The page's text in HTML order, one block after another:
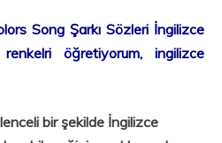
Song Şarkı Sözleri İngilizce
öğretiyorum, ingilizce
bir şekilde İngilizce